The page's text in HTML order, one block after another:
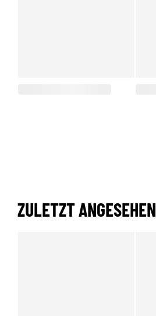
ZULETZT ANGESEHEN